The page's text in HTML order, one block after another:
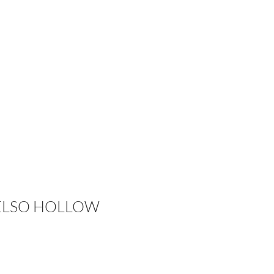
HOLLOW